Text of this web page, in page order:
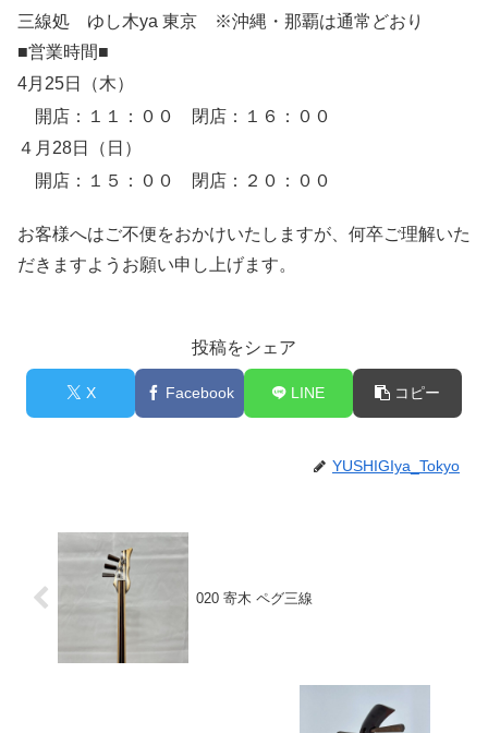
三線処 ゆし木ya 東京 ※沖縄・那覇は通常どおり
■営業時間■
4月25日（木）
開店：１１：００ 閉店：１６：００
４月28日（日）
開店：１５：００ 閉店：２０：００
お客様へはご不便をおかけいたしますが、何卒ご理解いた
だきますようお願い申し上げます。
投稿をシェア
X Facebook LINE コピー
YUSHIGIya_Tokyo
020 寄木 ペグ三線